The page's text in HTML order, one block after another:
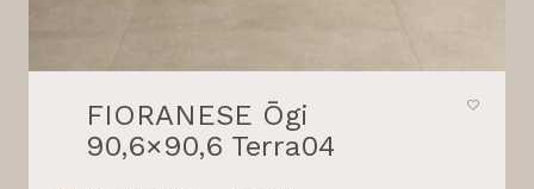
FIORANESE Ōgi
90,6×90,6 Terra04